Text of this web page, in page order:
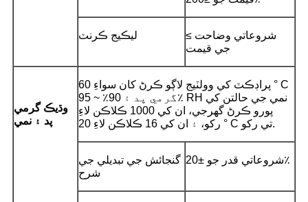
ليڪيج ڪرنٽ
≤ شروعاتي وضاحت
جي قيمت
وڌيڪ گرمي
پد ۽ نمي
پراڊڪٽ کي وولٽيج لاڳو ڪرڻ کان سواءِ 60 ° C
گرمي پد ۽ 90٪ ~ 95٪ RH نمي جي حالتن کي
پورو ڪرڻ گهرجي، ان کي 1000 ڪلاڪن لاءِ
رکو، ۽ ان کي 16 ڪلاڪن لاءِ 20 ° C تي رکو.
گنجائش جي تبديلي جي
شرح
شروعاتي قدر جو ±20٪